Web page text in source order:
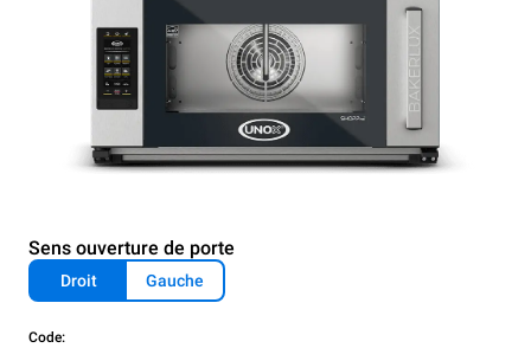
Sens ouverture de porte
Droit Gauche
Code: